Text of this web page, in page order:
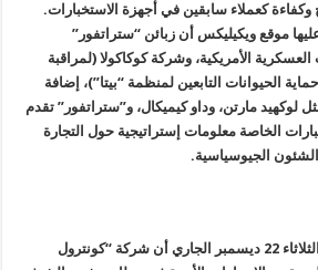
كعملاء سابقين في أجهزة الاستخبارات.
موقع ويكيليكس أن زبائن “ستراتفور”
الأمريكية، وشركة كوكاكولا (لمراقبة
الحيوانات التابعين لمنظمة “بيتا”)، إضافة
لوكهيد مارتن، وداو كيميكال، و”ستراتفور” تقدم
الخاصة معلومات إستراتيجية حول التجارة
الجيوسياسية.
وأعلنت الحكومة المِصْرية الثلاثاء 22 ديسمبر الجاري أن شركة “كونترول